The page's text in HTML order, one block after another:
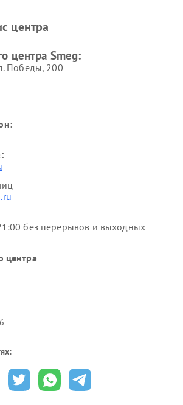
центра
центра Smeg:
Победы, 200
без перерывов и выходных
центра